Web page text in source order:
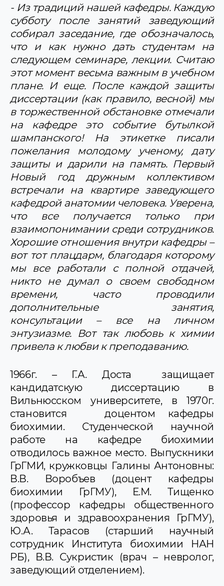
- Из традиций нашей кафедры. Каждую
субботу после занятий заведующий
собирал заседание, где обозначалось,
что и как нужно дать студентам на
следующем семинаре, лекции. Считаю
этот момент весьма важным в учебном
плане. И еще. После каждой защиты
диссертации (как правило, весной) мы
в торжественной обстановке отмечали
на кафедре это событие бутылкой
шампанского! На этикетке писали
пожелания молодому ученому, дату
защиты и дарили на память. Первый
Новый год дружным коллективом
встречали на квартире заведующего
кафедрой анатомии человека. Уверена,
что все получается только при
взаимопонимании среди сотрудников.
Хорошие отношения внутри кафедры –
вот тот плацдарм, благодаря которому
мы все работали с полной отдачей,
никто не думал о своем свободном
времени, часто проводили
дополнительные занятия,
консультации – все на личном
энтузиазме. Вот так любовь к химии
привела к любви к преподаванию.
1966г. – Г.А. Доста защищает
кандидатскую диссертацию в
Вильнюсском университете, в 1970г.
становится доцентом кафедры
биохимии. Студенческой научной
работе на кафедре биохимии
отводилось важное место. Выпускники
ГрГМИ, кружковцы Галины Антоновны:
В.В. Воробъев (доцент кафедры
биохимии ГрГМУ), Е.М. Тищенко
(профессор кафедры общественного
здоровья и здравоохранения ГрГМУ),
Ю.А. Тарасов (старший научный
сотрудник Института биохимии НАН
РБ), В.В. Сукристик (врач – невролог,
заведующий отделением).